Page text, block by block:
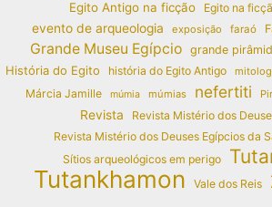
Egito Antigo na ficção Egito na
evento de arqueologia exposição faraó
Grande Museu Egípcio grande
História do Egito
história do Egito Antigo
Márcia Jamille múmia múmias nefertiti
Revista
Revista Mistério dos
Revista Mistério dos Deuses Egípcios da
Sítios arqueológicos em perigo
Tutankhamon Vale dos Reis